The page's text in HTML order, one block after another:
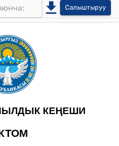
Салыштыруу